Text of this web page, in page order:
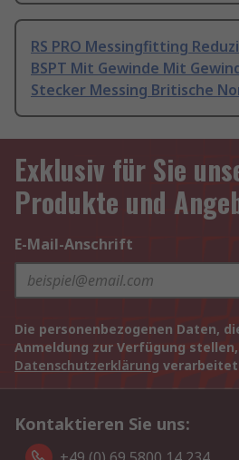
RS PRO Messingfitting
BSPT Mit Gewinde Mit
Stecker Messing Britische
Exklusiv für Sie
Produkte und
E-Mail-Anschrift
Die personenbezogenen Daten,
Anmeldung zur Verfügung
Datenschutzerklärung
Kontaktieren Sie uns: